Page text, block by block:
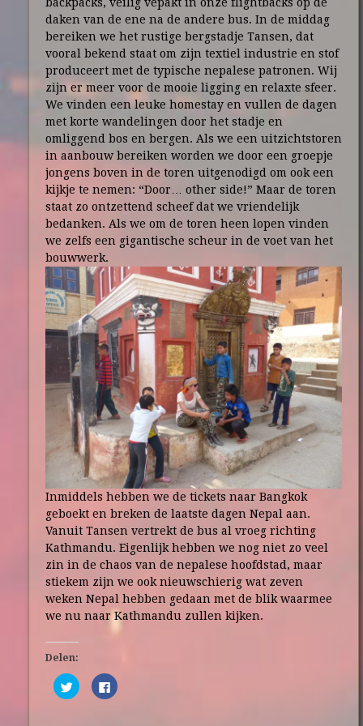
daken van de ene na de andere bus. In de middag
bereiken we het rustige bergstadje Tansen, dat
vooral bekend staat om zijn textiel industrie en stof
produceert met de typische nepalese patronen. Wij
zijn er meer voor de mooie ligging en relaxte sfeer.
We vinden een leuke homestay en vullen de dagen
met korte wandelingen door het stadje en
omliggend bos en bergen. Als we een uitzichtstoren
in aanbouw bereiken worden we door een groepje
jongens boven in de toren uitgenodigd om ook een
kijkje te nemen: “Door… other side!” Maar de toren
staat zo ontzettend scheef dat we vriendelijk
bedanken. Als we om de toren heen lopen vinden
we zelfs een gigantische scheur in de voet van het
bouwwerk.
Inmiddels hebben we de tickets naar Bangkok
geboekt en breken de laatste dagen Nepal aan.
Vanuit Tansen vertrekt de bus al vroeg richting
Kathmandu. Eigenlijk hebben we nog niet zo veel
zin in de chaos van de nepalese hoofdstad, maar
stiekem zijn we ook nieuwschierig wat zeven
weken Nepal hebben gedaan met de blik waarmee
we nu naar Kathmandu zullen kijken.
Delen:
Click
to
share
Click
to